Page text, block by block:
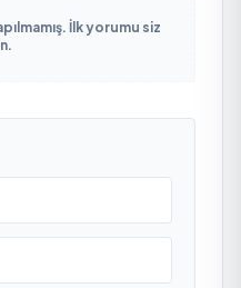
İlk yorumu siz